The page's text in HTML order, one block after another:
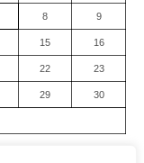
8 9
15 16
22 23
29 30